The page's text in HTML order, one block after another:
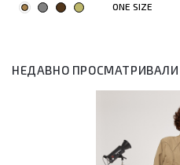
ONE SIZE
НЕДАВНО ПРОСМАТРИВАЛИ